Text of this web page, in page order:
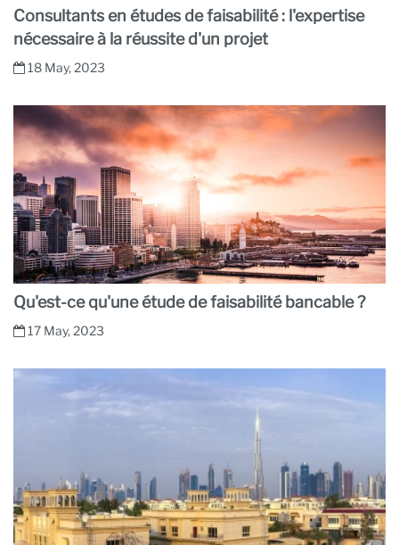
Consultants en études de faisabilité : l'expertise
nécessaire à la réussite d'un projet
18 May, 2023
Qu'est-ce qu'une étude de faisabilité bancable ?
17 May, 2023